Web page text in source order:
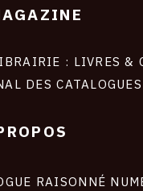
: LIVRES &
DES
RAISONNÉ